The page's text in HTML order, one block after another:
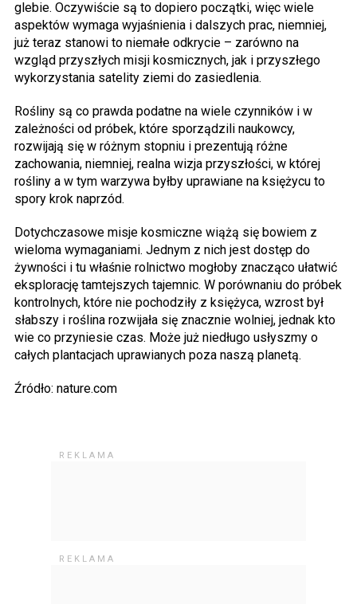
glebie. Oczywiście są to dopiero początki, więc wiele
aspektów wymaga wyjaśnienia i dalszych prac, niemniej,
już teraz stanowi to niemałe odkrycie – zarówno na
wzgląd przyszłych misji kosmicznych, jak i przyszłego
wykorzystania satelity ziemi do zasiedlenia.
Rośliny są co prawda podatne na wiele czynników i w
zależności od próbek, które sporządzili naukowcy,
rozwijają się w różnym stopniu i prezentują różne
zachowania, niemniej, realna wizja przyszłości, w której
rośliny a w tym warzywa byłby uprawiane na księżycu to
spory krok naprzód.
Dotychczasowe misje kosmiczne wiążą się bowiem z
wieloma wymaganiami. Jednym z nich jest dostęp do
żywności i tu właśnie rolnictwo mogłoby znacząco ułatwić
eksplorację tamtejszych tajemnic. W porównaniu do próbek
kontrolnych, które nie pochodziły z księżyca, wzrost był
słabszy i roślina rozwijała się znacznie wolniej, jednak kto
wie co przyniesie czas. Może już niedługo usłyszmy o
całych plantacjach uprawianych poza naszą planetą.
Źródło: nature.com